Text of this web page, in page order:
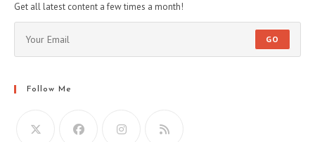
Get all latest content a few times a month!
GO
Follow Me